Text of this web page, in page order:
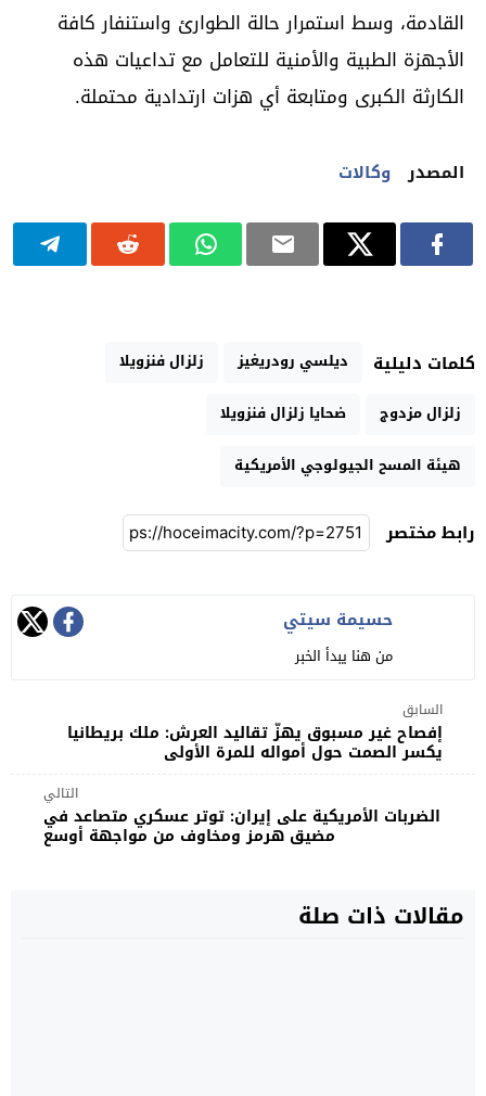
القادمة، وسط استمرار حالة الطوارئ واستنفار كافة
الأجهزة الطبية والأمنية للتعامل مع تداعيات هذه
الكارثة الكبرى ومتابعة أي هزات ارتدادية محتملة.
المصدر وكالات
كلمات دليلية ديلسي رودريغيز
زلزال فنزويلا
زلزال مزدوج
ضحايا زلزال فنزويلا
هيئة المسح الجيولوجي الأمريكية
رابط مختصر
حسيمة سيتي
من هنا يبدأ الخبر
السابق
إفصاح غير مسبوق يهزّ تقاليد العرش: ملك بريطانيا
يكسر الصمت حول أمواله للمرة الأولى
التالي
الضربات الأمريكية على إيران: توتر عسكري متصاعد في
مضيق هرمز ومخاوف من مواجهة أوسع
مقالات ذات صلة